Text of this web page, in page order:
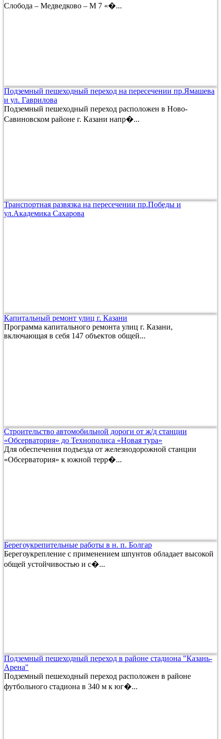
Слобода – Медведково – М 7 «�...
Подземный пешеходный переход на пересечении пр.Ямашева
и ул. Гаврилова
Подземный пешеходный переход расположен в Ново-
Савиновском районе г. Казани напр�...
Транспортная развязка на пересечении пр.Победы и
ул.Академика Сахарова
Капитальный ремонт улиц г. Казани
Программа капитального ремонта улиц г. Казани,
включающая в себя 147 объектов общей...
Строительство автомобильной дороги от ж/д станции
«Обсерватория» до Технополиса «Новая тура»
Для обеспечения подъезда от железнодорожной станции
«Обсерватория» к южной терр�...
Берегоукрепительные работы в н. п. Болгар
Берегоукрепление с применением шпунтов обладает высокой
общей устойчивостью и с�...
Подземный пешеходный переход в районе стадиона "Казань-
Арена"
Подземный пешеходный переход расположен в районе
футбольного стадиона в 340 м к юг�...